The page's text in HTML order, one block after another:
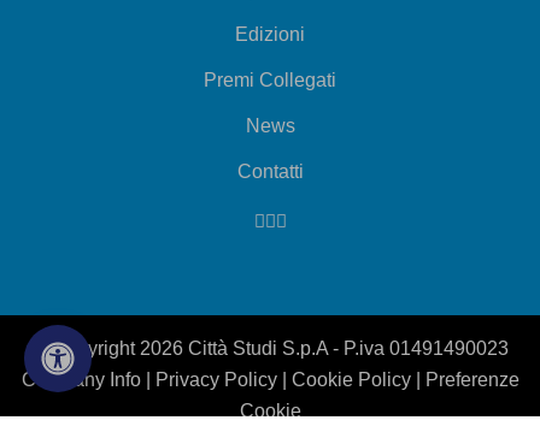
Edizioni
Premi Collegati
News
Contatti
© Copyright 2026 Città Studi S.p.A - P.iva 01491490023
Company Info| Privacy Policy| Cookie Policy|
Preferenze
Cookie